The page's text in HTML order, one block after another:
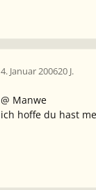
4. Januar 200620 J.
@ Manwe
ich hoffe du hast